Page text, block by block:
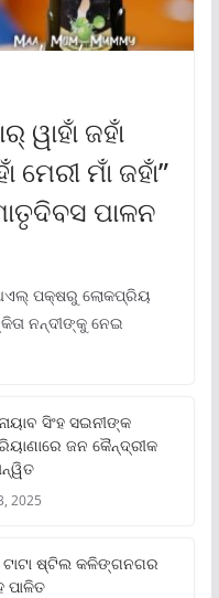
ୱାହାଁ ଜହାଁ
ମାଁ ଜହାଁ”
ପାଳନ
ପକ୍ଷରୁ ଲୋକପ୍ରିୟ
ନନ୍ଦୀଙ୍କୁ ନେଇ
ସିଂହ ସଇନୀଙ୍କ
ଜନ କୈନ୍ଦ୍ରୀକ
2025
ଟାଟା ଷ୍ଟିଲ କଳିଙ୍ଗନଗର
ପାଳିତ